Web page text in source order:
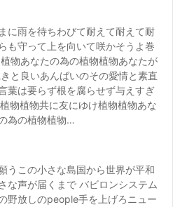
に雨を待ちわびて耐えて耐えて耐
も守って上を向いて咲かそうよ巻
物あなたの為の植物植物あなたが
と良いあんばいのその愛情と素直
葉は要らず根を腐らせず与えすぎ
物植物共に友にゆけ植物植物あな
為の植物植物…
うこの小さな島国から世界が平和
な声が届くまで バビロンシステム
野放しのpeople手を上げろニュー